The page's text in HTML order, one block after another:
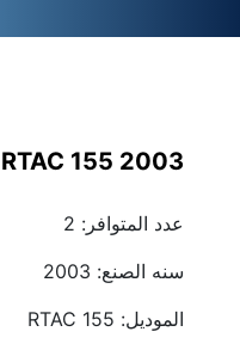
155 2003
عدد المتوافر: 2
سنه الصنع: 2003
الموديل: RTAC 155